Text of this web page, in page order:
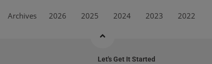
Let's Get It Started
Archives 2026 2025 2024 2023 2022